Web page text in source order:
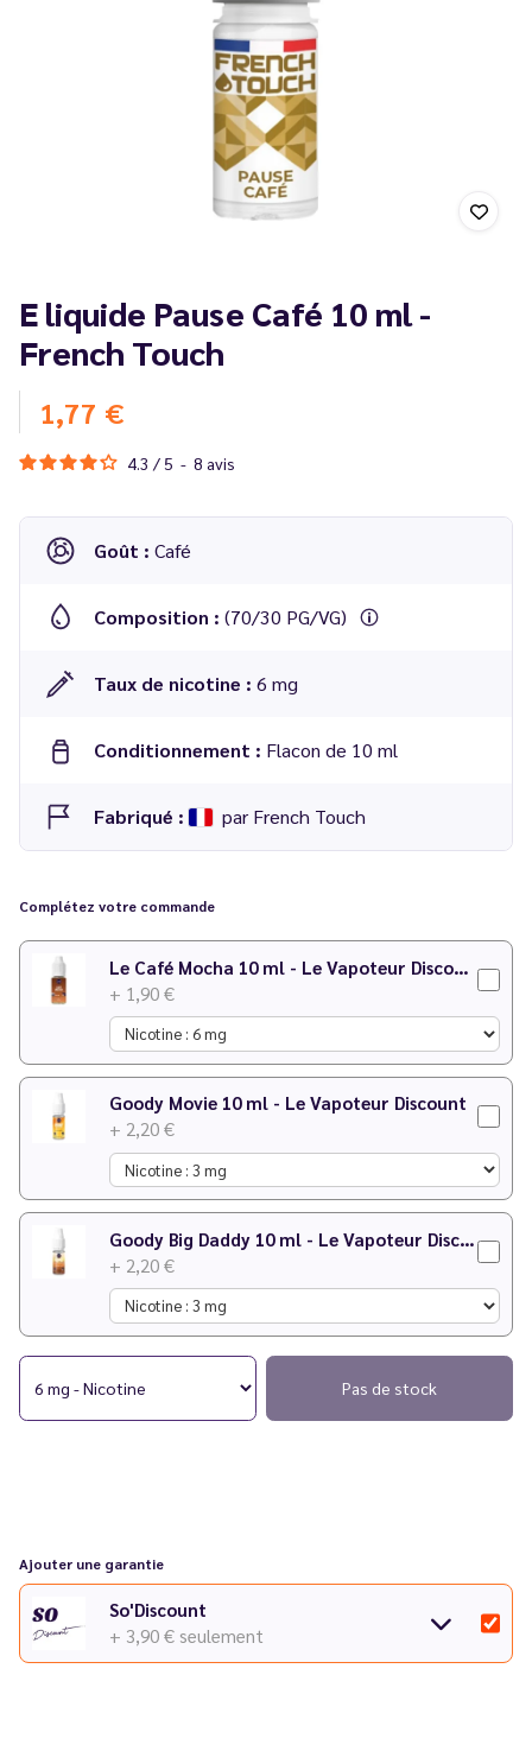
E liquide Pause Café 10 ml -
French Touch
1,77 €
4.3 / 5 - 8 avis
Goût : Café
Composition : (70/30 PG/VG)
Taux de nicotine : 6 mg
Conditionnement : Flacon de 10 ml
Fabriqué : par French Touch
Complétez votre commande
Le Café Mocha 10 ml - Le Vapoteur Discount
+ 1,90 €
Goody Movie 10 ml - Le Vapoteur Discount
+ 2,20 €
Goody Big Daddy 10 ml - Le Vapoteur Discount
+ 2,20 €
Pas de stock
Ajouter une garantie
So'Discount
+ 3,90 € seulement